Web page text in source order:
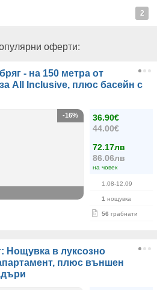
2
оферти:
- на 150 метра от
All Inclusive, плюс басейн с
36.90€
44.00€
72.17лв
86.06лв
на човек
1.08-12.09
1 нощувка
56 грабнати
-16%
Нощувка в луксозно
плюс външен